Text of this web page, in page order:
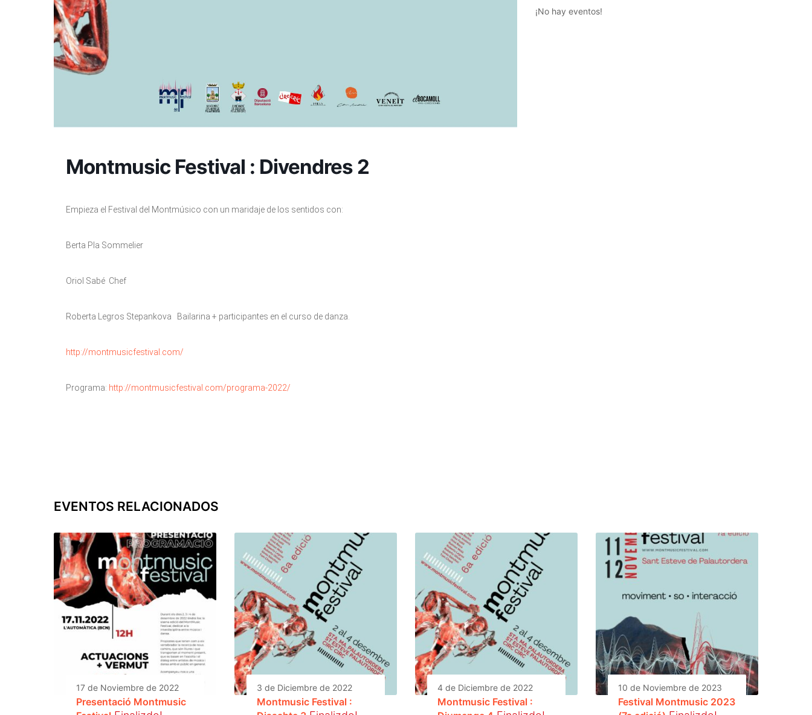
Montmusic Festival : Divendres 2
Empieza el Festival del Montmúsico con un maridaje de los sentidos con:
Berta Pla Sommelier
Oriol Sabé Chef
Roberta Legros Stepankova Bailarina + participantes en el curso de danza.
http://montmusicfestival.com/
Programa: http://montmusicfestival.com/programa-2022/
¡No hay eventos!
EVENTOS RELACIONADOS
17 de Noviembre de 2022
Presentació Montmusic
3 de Diciembre de 2022
Montmusic Festival :
4 de Diciembre de 2022
Montmusic Festival :
10 de Noviembre de 2023
Festival Montmusic 2023